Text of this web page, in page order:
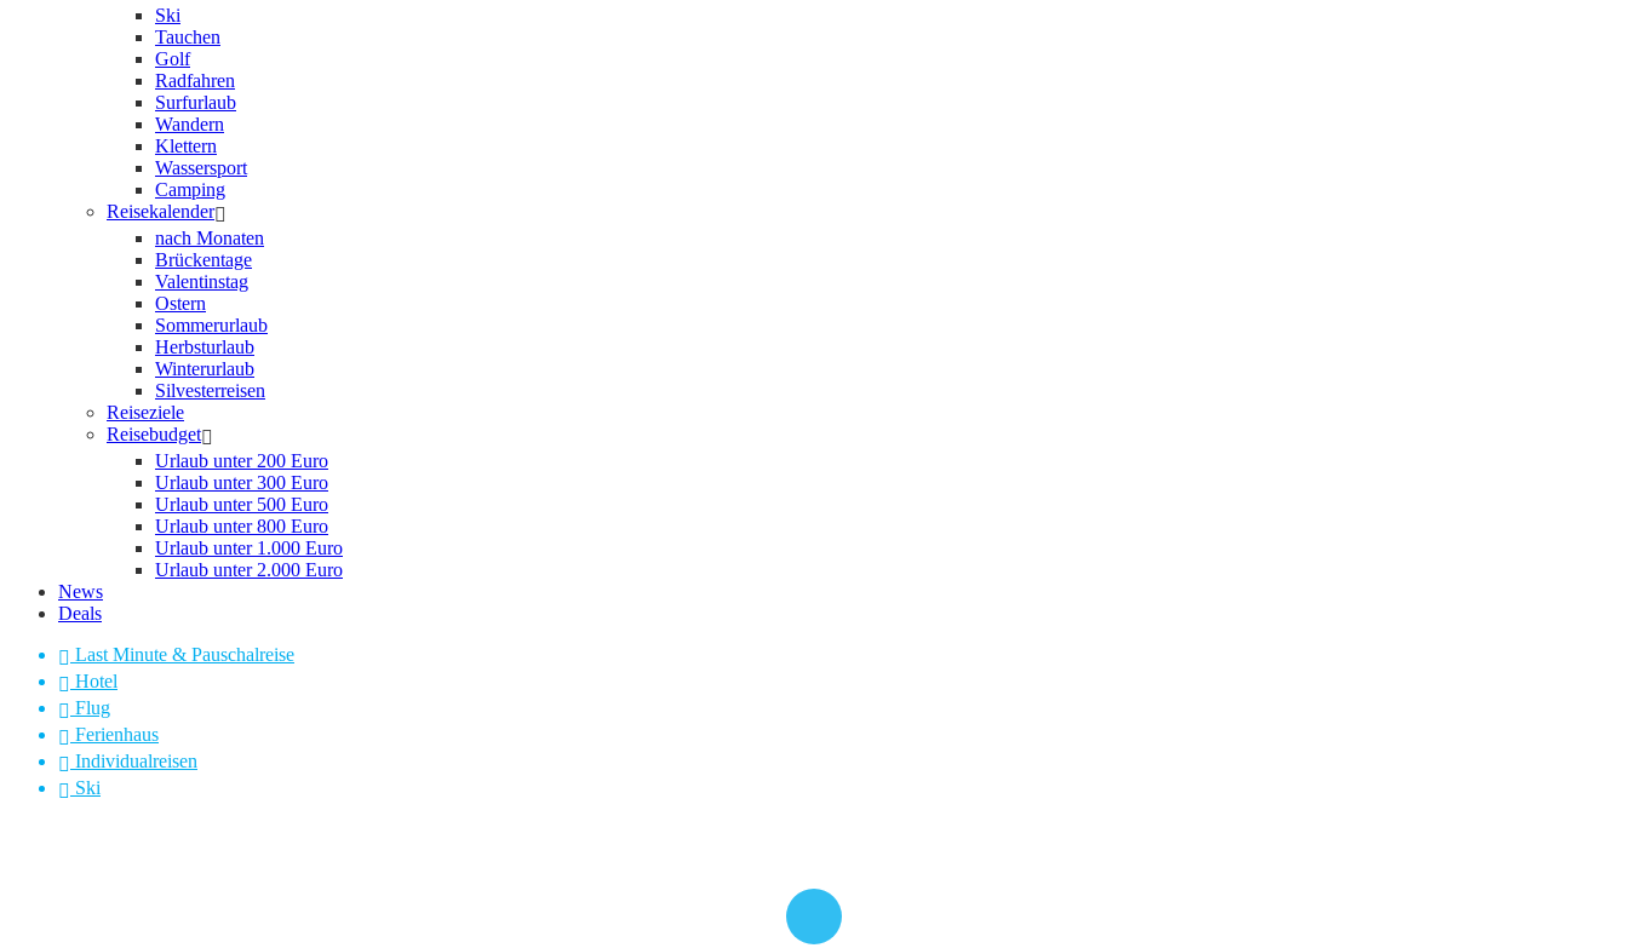
Ski
Tauchen
Golf
Radfahren
Surfurlaub
Wandern
Klettern
Wassersport
Camping
Reisekalender
nach Monaten
Brückentage
Valentinstag
Ostern
Sommerurlaub
Herbsturlaub
Winterurlaub
Silvesterreisen
Reiseziele
Reisebudget
Urlaub unter 200 Euro
Urlaub unter 300 Euro
Urlaub unter 500 Euro
Urlaub unter 800 Euro
Urlaub unter 1.000 Euro
Urlaub unter 2.000 Euro
News
Deals
Last Minute & Pauschalreise
Hotel
Flug
Ferienhaus
Individualreisen
Ski